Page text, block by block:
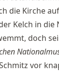
die Kir­che
Kelch in die
doch
vor